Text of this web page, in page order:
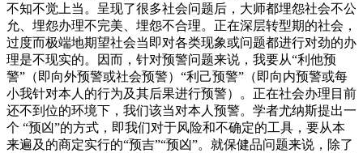
不知不觉上当。呈现了很多社会问题后，大师都埋怨社会不公
允、埋怨办理不完美、埋怨不合理。正在深层转型期的社会，
过度而极端地期望社会当即对各类现象或问题都进行对劲的办
理是不现实的。因而，针对预警问题来说，我要从“利他预
警”（即向外预警或社会预警）“利己预警”（即向内预警或每
小我针对本人的行为及其后果进行预警）。正在社会办理目前
还不到位的环境下，我们该当对本人预警。学者尤纳斯提出一
个 “预凶”的方式，即我们对于风险和不确定的工具，要从本
来遍及的商定实行的“预吉”“预凶”。就保健品问题来说，除了